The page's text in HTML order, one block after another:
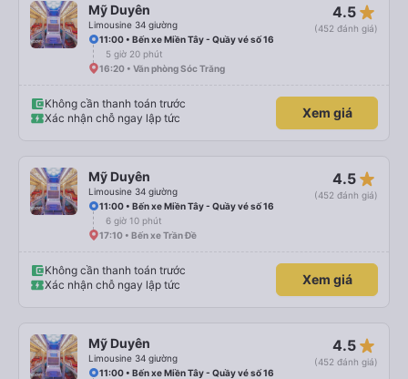
Mỹ Duyên
Limousine 34 giường
4.5 star_rate
(452 đánh giá)
11:00 • Bến xe Miền Tây - Quầy vé số 16
5 giờ 20 phút
16:20 • Văn phòng Sóc Trăng
Không cần thanh toán trước
Xác nhận chỗ ngay lập tức
Xem giá
Mỹ Duyên
Limousine 34 giường
4.5 star_rate
(452 đánh giá)
11:00 • Bến xe Miền Tây - Quầy vé số 16
6 giờ 10 phút
17:10 • Bến xe Trần Đề
Không cần thanh toán trước
Xác nhận chỗ ngay lập tức
Xem giá
Mỹ Duyên
Limousine 34 giường
4.5 star_rate
(452 đánh giá)
11:00 • Bến xe Miền Tây - Quầy vé số 16